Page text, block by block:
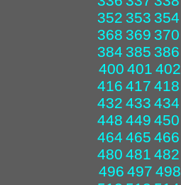
352 353 354
368 369 370
384 385 386
400 401 402
416 417 418
432 433 434
448 449 450
464 465 466
480 481 482
496 497 498